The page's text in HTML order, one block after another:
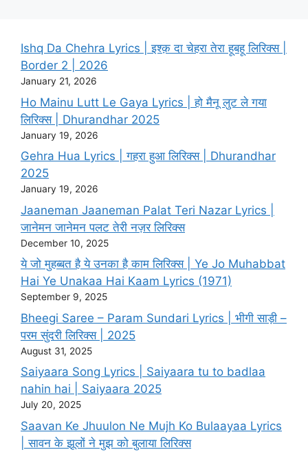
Ishq Da Chehra Lyrics | इश्क़ दा चेहरा तेरा हूबहू लिरिक्स |
Border 2 | 2026
January 21, 2026
Ho Mainu Lutt Le Gaya Lyrics | हो मैनू लुट ले गया
लिरिक्स | Dhurandhar 2025
January 19, 2026
Gehra Hua Lyrics | गहरा हुआ लिरिक्स | Dhurandhar
2025
January 19, 2026
Jaaneman Jaaneman Palat Teri Nazar Lyrics |
जानेमन जानेमन पलट तेरी नज़र लिरिक्स
December 10, 2025
ये जो मुहब्बत है ये उनका है काम लिरिक्स | Ye Jo Muhabbat
Hai Ye Unakaa Hai Kaam Lyrics (1971)
September 9, 2025
Bheegi Saree – Param Sundari Lyrics | भीगी साड़ी –
परम सुंदरी लिरिक्स | 2025
August 31, 2025
Saiyaara Song Lyrics | Saiyaara tu to badlaa
nahin hai | Saiyaara 2025
July 20, 2025
Saavan Ke Jhuulon Ne Mujh Ko Bulaayaa Lyrics
| सावन के झूलों ने मुझ को बुलाया लिरिक्स